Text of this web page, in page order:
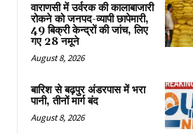
वाराणसी में उर्वरक की कालाबाजारी
रोकने को जनपद-व्यापी छापेमारी,
49 बिक्री केन्द्रों की जांच, लिए
गए 28 नमूने
August 8, 2026
बारिश से बढ़पुर अंडरपास में भरा
पानी, तीनों मार्ग बंद
August 8, 2026